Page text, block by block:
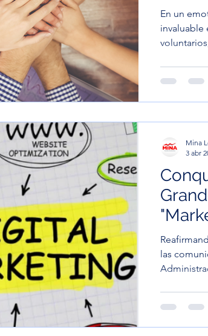
En un
invaluable
las
Mina
3 abr